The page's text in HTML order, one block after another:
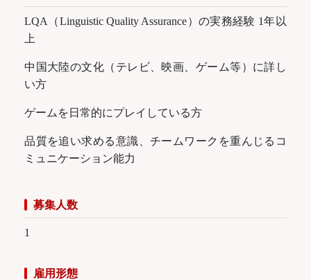
LQA（Linguistic Quality Assurance）の実務経験 1年以
上
中国大陸の文化（テレビ、映画、ゲーム等）に詳し
い方
ゲームを日常的にプレイしている方
品質を追い求める意識、チームワークを重んじるコ
ミュニケーション能力
募集人数
1
雇用形態